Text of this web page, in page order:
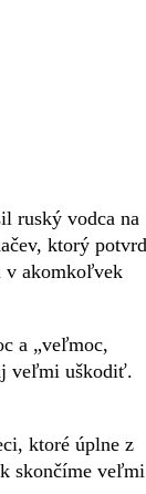
ruský vodca na
ktorý
v akomkoľvek
a „veľmoc,
veľmi uškodiť.
ktoré úplne z
skončíme veľmi